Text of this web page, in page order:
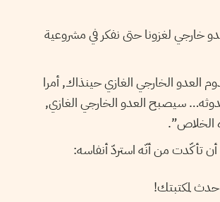
خارجي لغزونا حتى نفكر في مشروعية
العدو الخارجي الغازي حينذاك, أمرا
سيصبح العدو الخارجي الغازي,
الخلاص”.
تأكّدت من أنّه استردّ أنفاسه:
حدث لمكتبتك!